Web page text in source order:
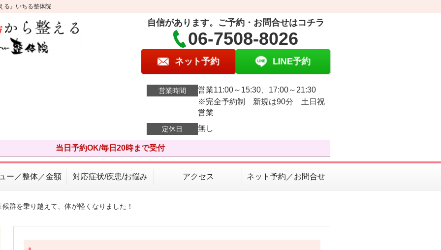
る』いちる整体院
自信があります。ご予約・お問合せはコチラ
06-7508-8026
ネット予約 LINE予約
営業時間
営業11:00～15:30、17:00～21:30
※完全予約制 新規は90分 土日祝
営業
定休日 無し
当日予約OK/毎日20時まで受付
ー／整体／金額 対応症状/疾患/お悩み アクセス ネット予約／お問合せ
群を乗り越えて、体が軽くなりました！